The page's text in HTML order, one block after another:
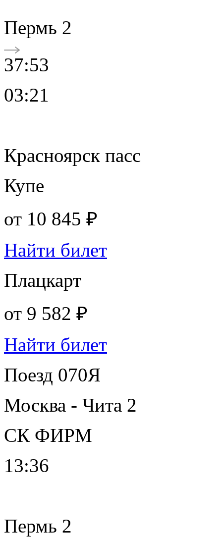
Пермь 2
37:53
03:21
Красноярск пасс
Купе
от 10 845 ₽
Найти билет
Плацкарт
от 9 582 ₽
Найти билет
Поезд 070Я
Москва - Чита 2
СК ФИРМ
13:36
Пермь 2